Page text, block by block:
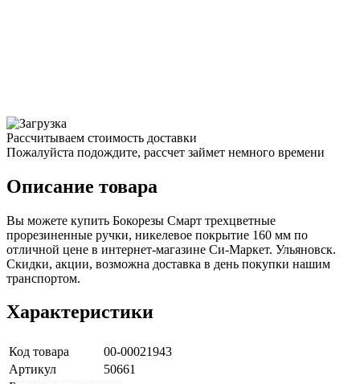
Рассчитываем стоимость доставки
Пожалуйста подождите, рассчет займет немного времени
Описание товара
Вы можете купить Бокорезы Смарт трехцветные
прорезиненные ручки, никелевое покрытие 160 мм по
отличной цене в интернет-магазине Си-Маркет. Ульяновск.
Скидки, акции, возможна доставка в день покупки нашим
транспортом.
Характеристики
Код товара
00-00021943
Артикул
50661